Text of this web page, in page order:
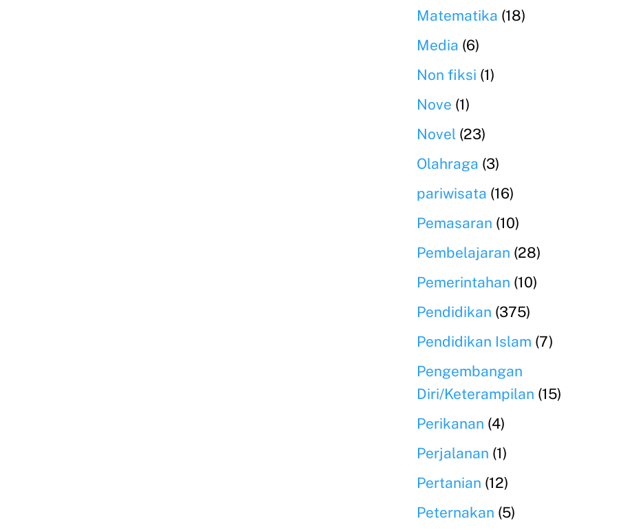
Matematika (18)
Media (6)
Non fiksi (1)
Nove (1)
Novel (23)
Olahraga (3)
pariwisata (16)
Pemasaran (10)
Pembelajaran (28)
Pemerintahan (10)
Pendidikan (375)
Pendidikan Islam (7)
Pengembangan
Diri/Keterampilan (15)
Perikanan (4)
Perjalanan (1)
Pertanian (12)
Peternakan (5)